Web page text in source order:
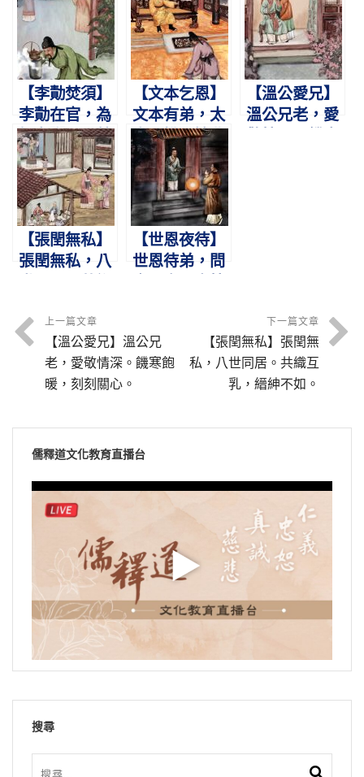
謝罪，得以齊
家。
悔悟，九代公
卿。
【李勣焚須】
李勣在官，為
姐煮粥。火焚
其鬚，不用妾
僕。
【文本乞恩】
文本有弟，太
宗不悅。婉曲
陳情，泣下嗚
咽。
【溫公愛兄】
溫公兄老，愛
【張閏無私】
張閏無私，八
如。
【世恩夜待】
世恩待弟，問
上一篇文章
【溫公愛兄】溫公兄
老，愛敬情深。饑寒飽
暖，刻刻關心。
下一篇文章
【張閏無私】張閏無
私，八世同居。共織互
乳，縉紳不如。
儒釋道文化教育直播台
搜尋